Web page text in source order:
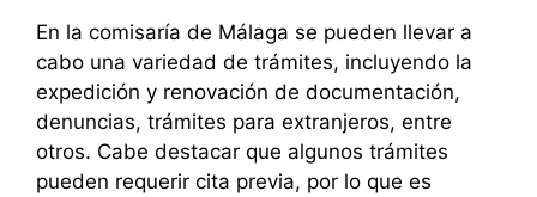
En la comisaría de Málaga se pueden llevar a
cabo una variedad de trámites, incluyendo la
expedición y renovación de documentación,
denuncias, trámites para extranjeros, entre
otros. Cabe destacar que algunos trámites
pueden requerir cita previa, por lo que es